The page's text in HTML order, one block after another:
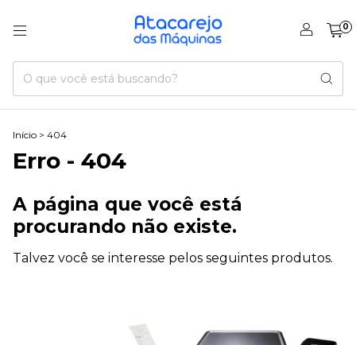
0
Início > 404
Erro - 404
A página que você está
procurando não existe.
Talvez você se interesse pelos seguintes produtos.